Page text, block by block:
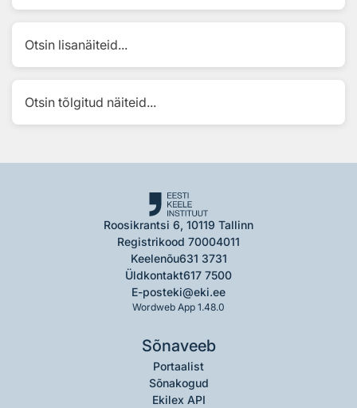
Otsin lisanäiteid...
Otsin tõlgitud näiteid...
Roosikrantsi 6, 10119 Tallinn
Registrikood 70004011
Keelenõu631 3731
Üldkontakt617 7500
E-posteki@eki.ee
Wordweb App 1.48.0
Sõnaveeb
Portaalist
Sõnakogud
Ekilex API